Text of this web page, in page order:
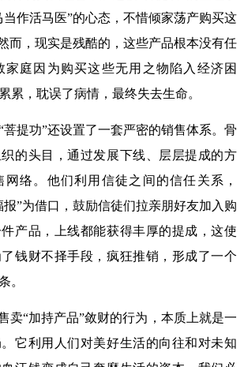
作活马医”的心态，不惜倾家荡产购买这
而，现实是残酷的，这些产品根本没有任
家庭因为购买这些无用之物陷入经济困
累，耽误了病情，最终失去生命。​
菩提功”还设置了一套严密的销售体系。骨
的头目，通过发展下线、层层提成的方
络。他们利用信徒之间的信任关系，
报”为借口，鼓励信徒们拉亲朋好友加入购
产品，上线都能获得丰厚的提成，这使
钱财不择手段，疯狂推销，形成了一个
。​
卖“加持产品”敛财的行为，本质上就是一
它利用人们对美好生活的向往和对未知